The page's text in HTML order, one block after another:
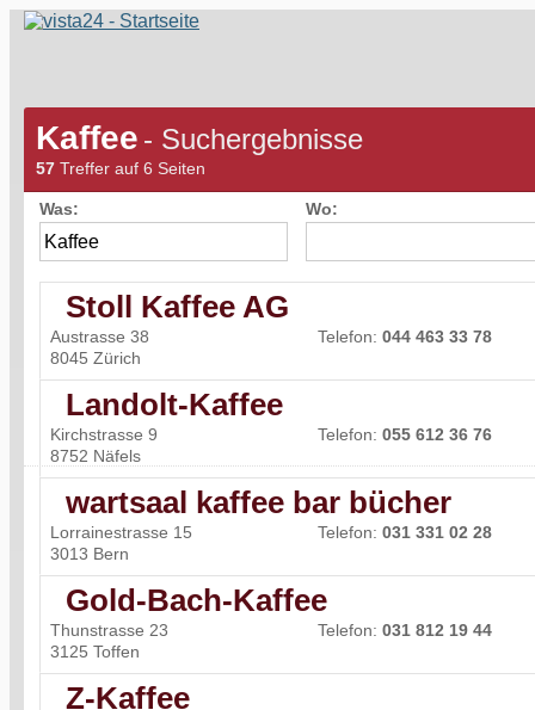
Kaffee - Suchergebnisse
57 Treffer auf 6 Seiten
Was: Wo:
Stoll Kaffee AG
Austrasse 38
8045 Zürich
Telefon: 044 463 33 78
Landolt-Kaffee
Kirchstrasse 9
8752 Näfels
Telefon: 055 612 36 76
wartsaal kaffee bar bücher
Lorrainestrasse 15
3013 Bern
Telefon: 031 331 02 28
Gold-Bach-Kaffee
Thunstrasse 23
3125 Toffen
Telefon: 031 812 19 44
Z-Kaffee